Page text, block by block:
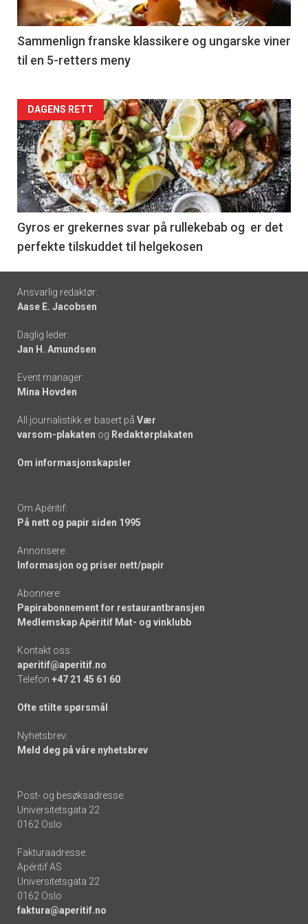
-
5
Sammenlign franske klassikere og ungarske viner
til en 5-retters meny
Forsiden
akkurat
nå
-
6
DAGENS RETT
Gyros er grekernes svar på rullekebab og er det
perfekte tilskuddet til helgekosen
Footer
-
links
Ansvarlig redaktør:
Aase E. Jacobsen
Daglig leder:
Jan H. Amundsen
Event manager:
Mina Hovden
All journalistikk er basert på Vær
varsom-plakaten og Redaktørplakaten
Om informasjonskapsler
Om Apéritif:
På nett og papir siden 1995
Annonsere:
Informasjon og priser nett/papir
Abonnere:
Papirabonnement for restaurantbransjen
Medlemskap Apéritif Mat- og vinklubb
Kontakt oss:
aperitif@aperitif.no
Telefon +47 21 45 61 60
Ofte stilte spørsmål
Nyhetsbrev:
Meld deg på våre nyhetsbrev
Post- og besøksadresse:
Universitetsgata 22
0162 Oslo
Fakturaadresse:
Apéritif AS
Universitetsgata 22
0162 Oslo
faktura@aperitif.no